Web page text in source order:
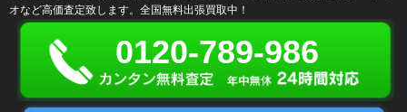
オなど高価査定致します。全国無料出張買取中！
0120-789-986